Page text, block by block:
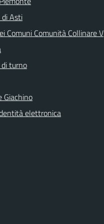
Asti
Comuni Comunità Collinare V
di turno
Giachino
elettronica